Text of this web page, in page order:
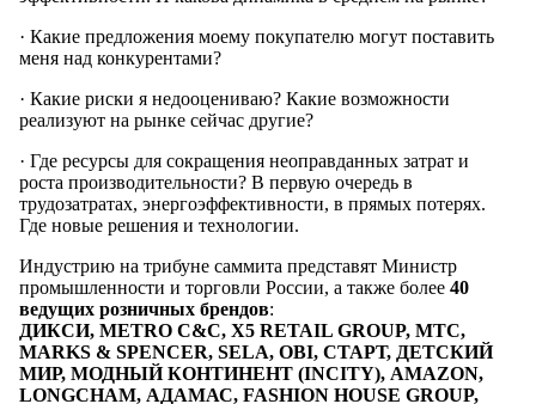
· Какие предложения моему покупателю могут поставить
меня над конкурентами?
· Какие риски я недооцениваю? Какие возможности
реализуют на рынке сейчас другие?
· Где ресурсы для сокращения неоправданных затрат и
роста производительности? В первую очередь в
трудозатратах, энергоэффективности, в прямых потерях.
Где новые решения и технологии.
Индустрию на трибуне саммита представят Министр
промышленности и торговли России, а также более 40
ведущих розничных брендов:
ДИКСИ, METRO C&C, X5 RETAIL GROUP, MTC,
MARKS & SPENCER, SELA, OBI, СТАРТ, ДЕТСКИЙ
МИР, МОДНЫЙ КОНТИНЕНТ (INCITY), AMAZON,
LONGCHAM, АДАМАС, FASHION HOUSE GROUP,